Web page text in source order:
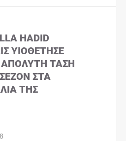
HADID
ΥΙΟΘΈΤΗΣΕ
ΤΆΣΗ
ΣΤΑ
ΤΗΣ